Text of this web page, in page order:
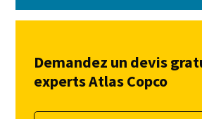
Demandez un devis
experts Atlas Copco